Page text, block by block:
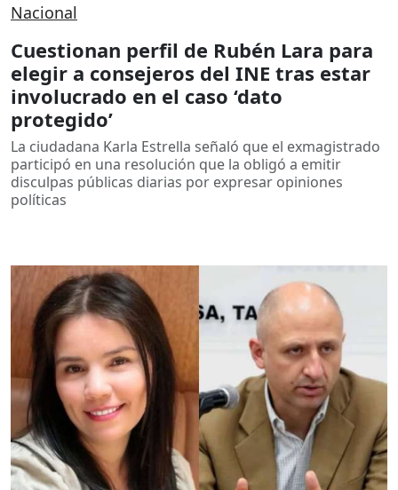
Nacional
Cuestionan perfil de Rubén Lara para
elegir a consejeros del INE tras estar
involucrado en el caso ‘dato
protegido’
La ciudadana Karla Estrella señaló que el exmagistrado
participó en una resolución que la obligó a emitir
disculpas públicas diarias por expresar opiniones
políticas